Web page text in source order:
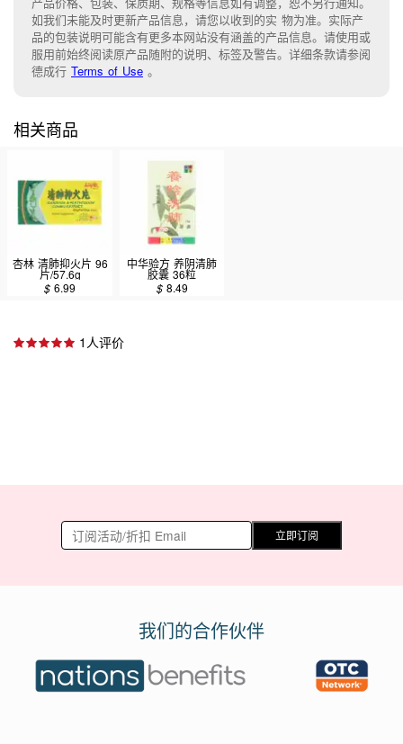
如我们未能及时更新产品信息， 请您以收到的实 物为准。 实际产
品的包装说明可能含有更多本网站没有涵盖的产品信息。请使用或
服用前始终阅读原产品随附的说明、 标签及警告。 详细条款请参阅
德成行 Terms of Use 。
相关商品
杏林 清肺抑火片 96
片/57.6g
$6.99
中华验方 养阴清肺
胶囊 36粒
$ 8.49
1人评价
立即订阅
我们的合作伙伴